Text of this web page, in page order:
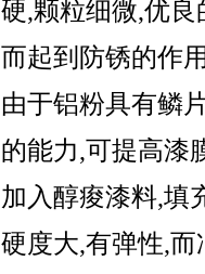
硬,颗粒细微,优
而起到防锈的作
由于铝粉具有鳞
的能力,可提高漆
加入醇痠漆料,填
硬度大,有弹性,